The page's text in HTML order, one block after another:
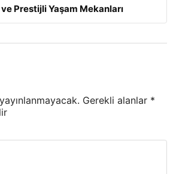
Prestijli Yaşam Mekanları
Gerekli alanlar *